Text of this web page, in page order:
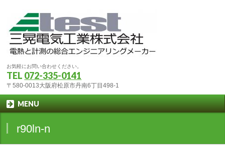
お気軽にお問い合わせください。
TEL 072-335-0141
〒580-0013大阪府松原市丹南6丁目498-1
MENU
r90ln-n